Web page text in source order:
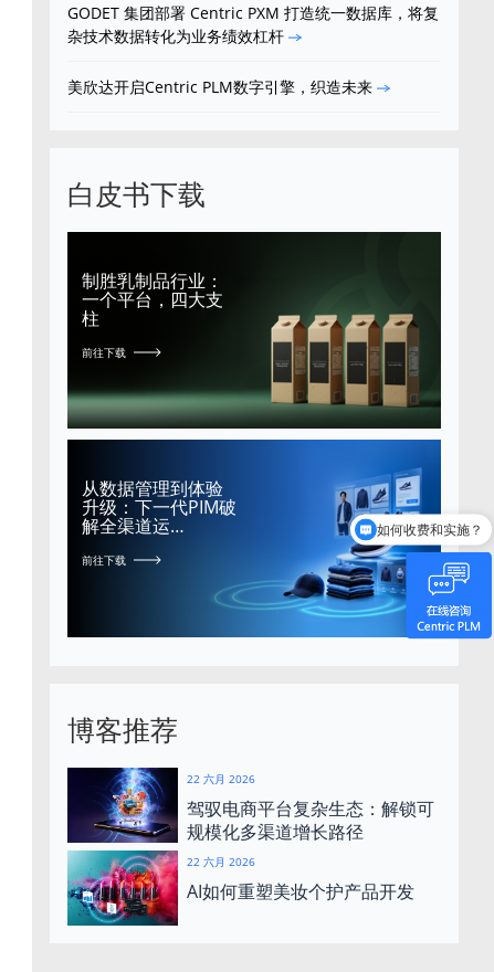
GODET 集团部署 Centric PXM 打造统一数据库，将复
杂技术数据转化为业务绩效杠杆
美欣达开启Centric PLM数字引擎，织造未来
白皮书下载
制胜乳制品行业：
一个平台，四大支
柱
前往下载
从数据管理到体验
升级：下一代PIM破
解全渠道运…
前往下载
博客推荐
22 六月 2026
驾驭电商平台复杂生态：解锁可
规模化多渠道增长路径
22 六月 2026
AI如何重塑美妆个护产品开发
Centric是谁？
如何收费和实施？